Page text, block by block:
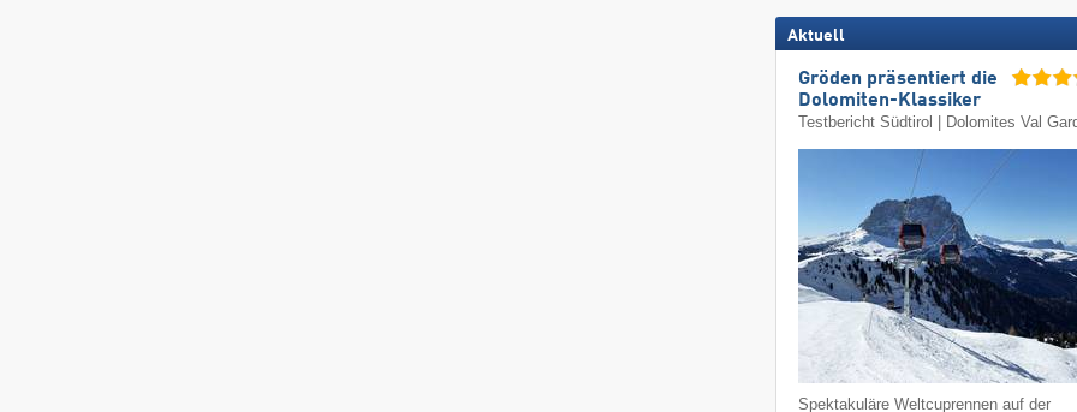
Aktuell
Gröden präsentiert die
Dolomiten-Klassiker
Testbericht Südtirol | Dolomites Val
Spektakuläre Weltcuprennen auf der